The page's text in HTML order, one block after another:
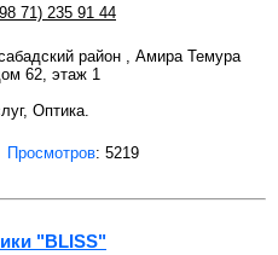
71) 235 91 44
район , Амира Темура
62, этаж 1
Оптика.
Просмотров: 5219
"BLISS"